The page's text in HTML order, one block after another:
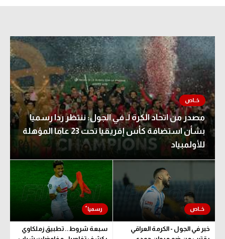
مصدر من اتحاد الكرة لـ في الجول: ننتظر ردا رسميا
بشأن استضافة كأس إفريقيا تحت 23 عاما المؤهلة
للأولمبياد
خبر في الجول - الكرمة العراقي
سبعة شروط.. تطبيق زملكاوي